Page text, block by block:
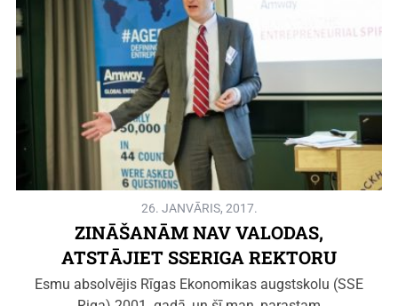
26. JANVĀRIS, 2017.
ZINĀŠANĀM NAV VALODAS,
ATSTĀJIET SSERIGA REKTORU
Esmu absolvējis Rīgas Ekonomikas augstskolu (SSE